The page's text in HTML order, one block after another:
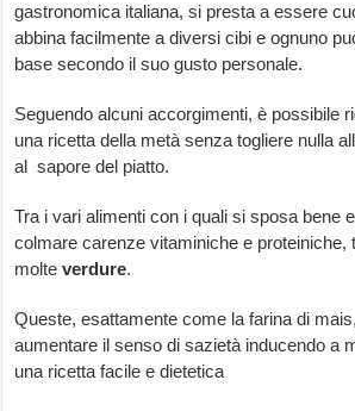
gastronomica italiana, si presta a essere
abbina facilmente a diversi cibi e ognuno
base secondo il suo gusto personale.
Seguendo alcuni accorgimenti, è possibile
una ricetta della metà senza togliere nulla
al sapore del piatto.
Tra i vari alimenti con i quali si sposa bene
colmare carenze vitaminiche e proteiniche,
molteverdure.
Queste, esattamente come la farina di
aumentare il senso di sazietà inducendo a
una ricetta facile e dietetica